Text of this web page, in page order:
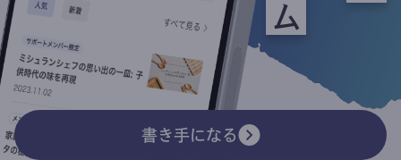
書き手になる